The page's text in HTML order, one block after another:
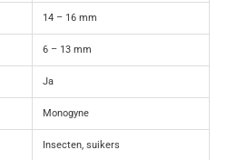
14 – 16 mm
6 – 13 mm
Ja
Monogyne
Insecten, suikers